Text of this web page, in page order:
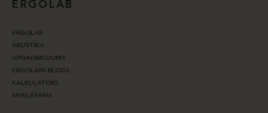
ERGOLAB
ERGOLAB
AKUSTIKA
APGAISMOJUMS
ERGOLAIN BLOGS
KALKULATORS
MEKLĒŠANA